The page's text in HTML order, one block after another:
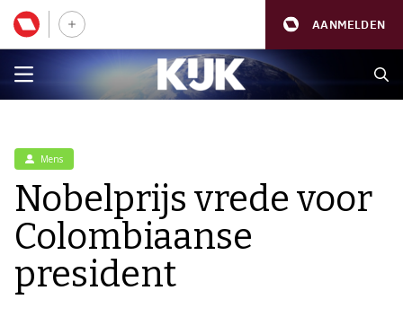
AANMELDEN
Mens
Nobelprijs vrede voor
Colombiaanse
president